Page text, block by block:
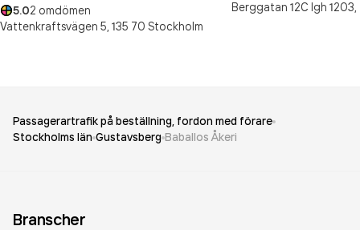
5.02 omdömen
Vattenkraftsvägen 5, 135 70 Stockholm
Berggatan 12C lgh 1203,
Passagerartrafik på beställning, fordon med förare
Stockholms län Gustavsberg Baballos Åkeri
Branscher